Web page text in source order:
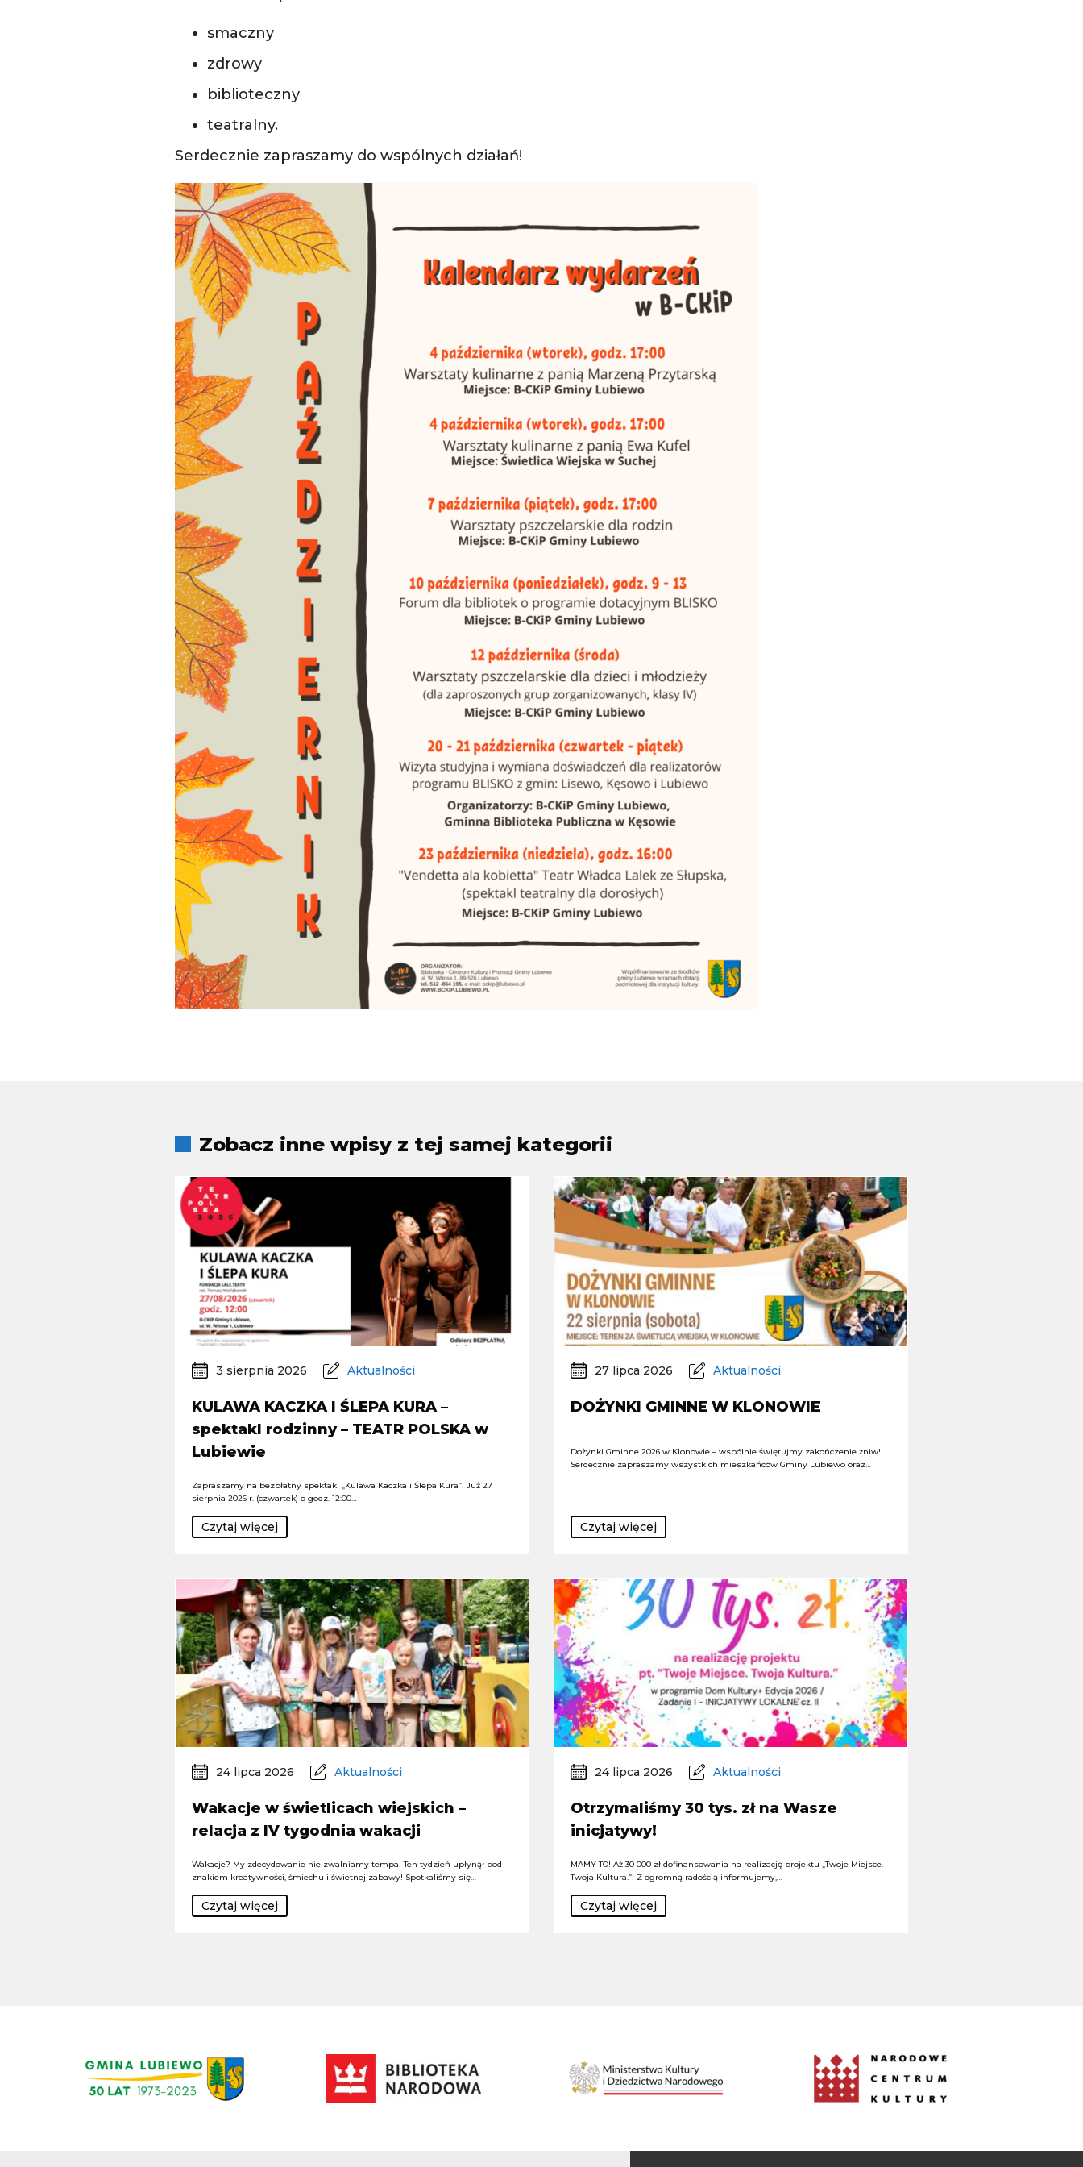
smaczny
zdrowy
biblioteczny
teatralny.
Serdecznie zapraszamy do wspólnych działań!
Zobacz inne wpisy z tej samej kategorii
3 sierpnia 2026 Aktualności
KULAWA KACZKA I ŚLEPA KURA –
spektakl rodzinny – TEATR POLSKA w
Lubiewie
Zapraszamy na bezpłatny spektakl „Kulawa Kaczka i Ślepa Kura”! Już 27
sierpnia 2026 r. (czwartek) o godz. 12:00…
Czytaj więcej
27 lipca 2026 Aktualności
DOŻYNKI GMINNE W KLONOWIE
Dożynki Gminne 2026 w Klonowie – wspólnie świętujmy zakończenie żniw!
Serdecznie zapraszamy wszystkich mieszkańców Gminy Lubiewo oraz…
Czytaj więcej
24 lipca 2026 Aktualności
Wakacje w świetlicach wiejskich –
relacja z IV tygodnia wakacji
Wakacje? My zdecydowanie nie zwalniamy tempa! Ten tydzień upłynął pod
znakiem kreatywności, śmiechu i świetnej zabawy! Spotkaliśmy się…
Czytaj więcej
24 lipca 2026 Aktualności
Otrzymaliśmy 30 tys. zł na Wasze
inicjatywy!
MAMY TO! Aż 30 000 zł dofinansowania na realizację projektu „Twoje Miejsce.
Twoja Kultura.”! Z ogromną radością informujemy,…
Czytaj więcej